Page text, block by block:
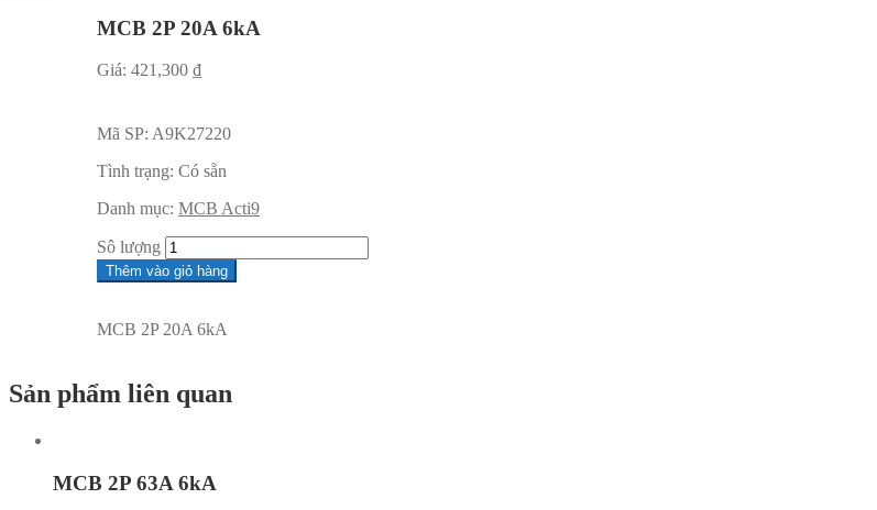
MCB 2P 20A 6kA
Giá: 421,300 ₫
Mã SP: A9K27220
Tình trạng: Có sẵn
Danh mục: MCB Acti9
Sô lượng
Thêm vào giỏ hàng
MCB 2P 20A 6kA
Sản phẩm liên quan
MCB 2P 63A 6kA